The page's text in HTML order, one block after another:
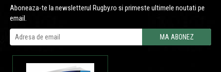
Aboneaza-te la newsletterul Rugby.ro si primeste ultimele noutati pe
email.